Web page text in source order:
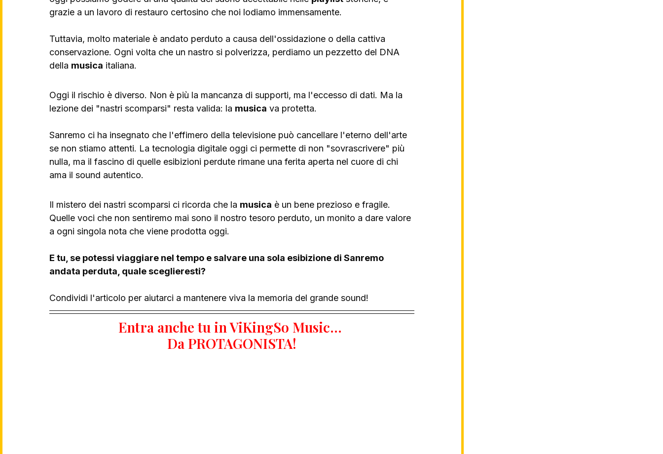
grazie a un lavoro di restauro certosino che noi lodiamo immensamente.
Tuttavia, molto materiale è andato perduto a causa dell'ossidazione o della cattiva
conservazione. Ogni volta che un nastro si polverizza, perdiamo un pezzetto del DNA
della musica italiana.
Oggi il rischio è diverso. Non è più la mancanza di supporti, ma l'eccesso di dati. Ma la
lezione dei "nastri scomparsi" resta valida: la musica va protetta.
Sanremo ci ha insegnato che l'effimero della televisione può cancellare l'eterno dell'arte
se non stiamo attenti. La tecnologia digitale oggi ci permette di non "sovrascrivere" più
nulla, ma il fascino di quelle esibizioni perdute rimane una ferita aperta nel cuore di chi
ama il sound autentico.
Il mistero dei nastri scomparsi ci ricorda che la musica è un bene prezioso e fragile.
Quelle voci che non sentiremo mai sono il nostro tesoro perduto, un monito a dare valore
a ogni singola nota che viene prodotta oggi.
E tu, se potessi viaggiare nel tempo e salvare una sola esibizione di Sanremo
andata perduta, quale sceglieresti?
Condividi l'articolo per aiutarci a mantenere viva la memoria del grande sound!
Entra anche tu in ViKingSo Music...
Da PROTAGONISTA!